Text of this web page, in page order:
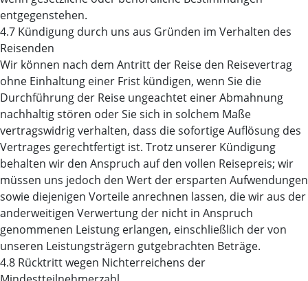
entgegenstehen.
4.7 Kündigung durch uns aus Gründen im Verhalten des
Reisenden
Wir können nach dem Antritt der Reise den Reisevertrag
ohne Einhaltung einer Frist kündigen, wenn Sie die
Durchführung der Reise ungeachtet einer Abmahnung
nachhaltig stören oder Sie sich in solchem Maße
vertragswidrig verhalten, dass die sofortige Auflösung des
Vertrages gerechtfertigt ist. Trotz unserer Kündigung
behalten wir den Anspruch auf den vollen Reisepreis; wir
müssen uns jedoch den Wert der ersparten Aufwendungen
sowie diejenigen Vorteile anrechnen lassen, die wir aus der
anderweitigen Verwertung der nicht in Anspruch
genommenen Leistung erlangen, einschließlich der von
unseren Leistungsträgern gutgebrachten Beträge.
4.8 Rücktritt wegen Nichterreichens der